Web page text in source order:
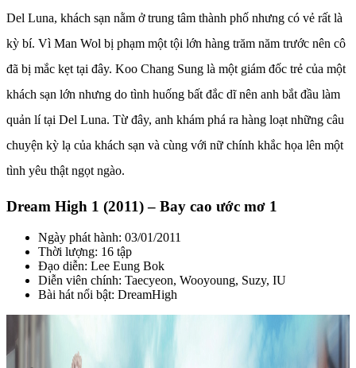
Del Luna, khách sạn nằm ở trung tâm thành phố nhưng có vẻ rất là
kỳ bí. Vì Man Wol bị phạm một tội lớn hàng trăm năm trước nên cô
đã bị mắc kẹt tại đây. Koo Chang Sung là một giám đốc trẻ của một
khách sạn lớn nhưng do tình huống bất đắc dĩ nên anh bắt đầu làm
quản lí tại Del Luna. Từ đây, anh khám phá ra hàng loạt những câu
chuyện kỳ lạ của khách sạn và cùng với nữ chính khắc họa lên một
tình yêu thật ngọt ngào.
Dream High 1 (2011) – Bay cao ước mơ 1
Ngày phát hành: 03/01/2011
Thời lượng: 16 tập
Đạo diễn: Lee Eung Bok
Diễn viên chính: Taecyeon, Wooyoung, Suzy, IU
Bài hát nổi bật: DreamHigh